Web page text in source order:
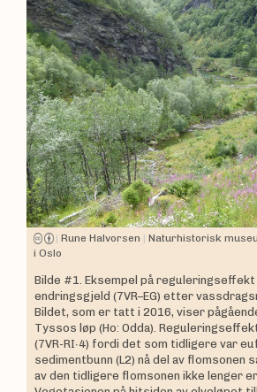
| Rune Halvorsen | Naturhistorisk
i Oslo
Bilde #1. Eksempel på reguleringseffekt
endringsgjeld (7VR–EG) etter
Bildet, som er tatt i 2016, viser
Tyssos løp (Ho: Odda).
(7VR-RI∙4) fordi det som tidligere var
sedimentbunn (L2) nå del av flomsonen
av den tidligere flomsonen ikke lenger